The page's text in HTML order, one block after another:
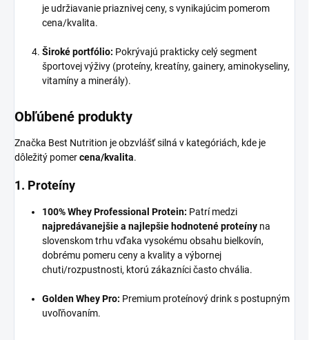
je udržiavanie priaznivej ceny, s vynikajúcim pomerom
cena/kvalita.
Široké portfólio: Pokrývajú prakticky celý segment
športovej výživy (proteíny, kreatíny, gainery, aminokyseliny,
vitamíny a minerály).
Obľúbené produkty
Značka Best Nutrition je obzvlášť silná v kategóriách, kde je
dôležitý pomercena/kvalita.
1. Proteíny
100% Whey Professional Protein: Patrí medzi
najpredávanejšie a najlepšie hodnotené proteíny na
slovenskom trhu vďaka vysokému obsahu bielkovín,
dobrému pomeru ceny a kvality a výbornej
chuti/rozpustnosti, ktorú zákazníci často chvália.
Golden Whey Pro: Premium proteínový drink s postupným
uvoľňovaním.